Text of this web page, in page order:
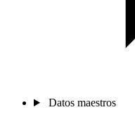
Datos maestros